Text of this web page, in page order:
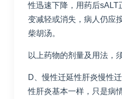
性迅速下降，用药后sALT
变减轻或消失，病人仍应
柴胡汤。
以上药物的剂量及用法，
D、慢性迁延性肝炎慢性
性肝炎基本一样，只是病